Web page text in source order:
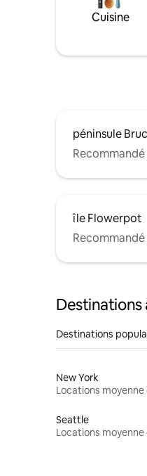
Cuisine
péninsule
île Flowerpot
Destinations
Destinations
New York
Seattle